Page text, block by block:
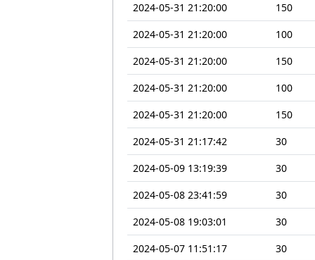
2024-05-31 21:20:00
150
2024-05-31 21:20:00
100
2024-05-31 21:20:00
150
2024-05-31 21:20:00
100
2024-05-31 21:20:00
150
2024-05-31 21:17:42
30
2024-05-09 13:19:39
30
2024-05-08 23:41:59
30
2024-05-08 19:03:01
30
2024-05-07 11:51:17
30